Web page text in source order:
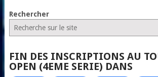
Rechercher
FIN DES INSCRIPTIONS AU
OPEN (4EME SERIE) DANS